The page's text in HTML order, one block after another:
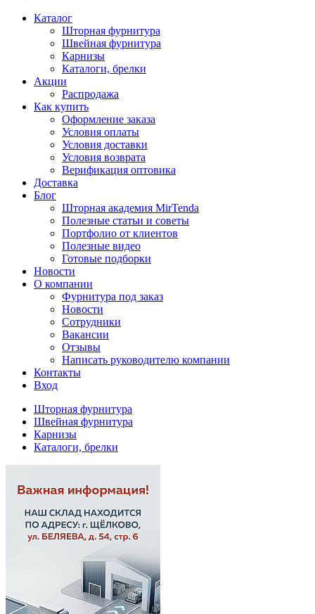
Каталог
Шторная фурнитура
Швейная фурнитура
Карнизы
Каталоги, брелки
Акции
Распродажа
Как купить
Оформление заказа
Условия оплаты
Условия доставки
Условия возврата
Верификация оптовика
Доставка
Блог
Шторная академия MirTenda
Полезные статьи и советы
Портфолио от клиентов
Полезные видео
Готовые подборки
Новости
О компании
Фурнитура под заказ
Новости
Сотрудники
Вакансии
Отзывы
Написать руководителю компании
Контакты
Вход
Шторная фурнитура
Швейная фурнитура
Карнизы
Каталоги, брелки